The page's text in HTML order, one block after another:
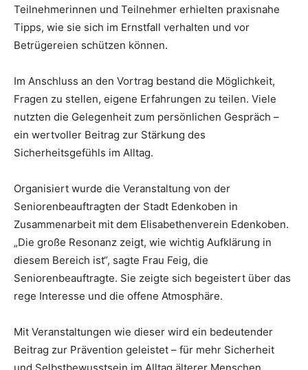
Teilnehmerinnen und Teilnehmer erhielten praxisnahe
Tipps, wie sie sich im Ernstfall verhalten und vor
Betrügereien schützen können.
Im Anschluss an den Vortrag bestand die Möglichkeit,
Fragen zu stellen, eigene Erfahrungen zu teilen. Viele
nutzten die Gelegenheit zum persönlichen Gespräch –
ein wertvoller Beitrag zur Stärkung des
Sicherheitsgefühls im Alltag.
Organisiert wurde die Veranstaltung von der
Seniorenbeauftragten der Stadt Edenkoben in
Zusammenarbeit mit dem Elisabethenverein Edenkoben.
„Die große Resonanz zeigt, wie wichtig Aufklärung in
diesem Bereich ist“, sagte Frau Feig, die
Seniorenbeauftragte. Sie zeigte sich begeistert über das
rege Interesse und die offene Atmosphäre.
Mit Veranstaltungen wie dieser wird ein bedeutender
Beitrag zur Prävention geleistet – für mehr Sicherheit